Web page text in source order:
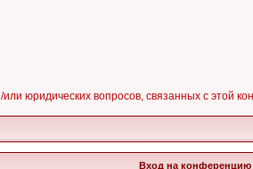
юридических вопросов, связанных с этой
Вход на конференцию